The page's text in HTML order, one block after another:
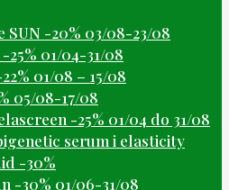
SUN -20% 03/08-23/08
25% 01/04-31/08
01/08 – 15/08
05/08-17/08
-25% 01/04 do 31/08
serum i elasticity
-30%
-30% 01/06-31/08